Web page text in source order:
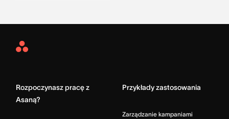
Asana
Rozpoczynasz pracę z
Asaną?
Przykłady zastosowania
Zarządzanie kampaniami